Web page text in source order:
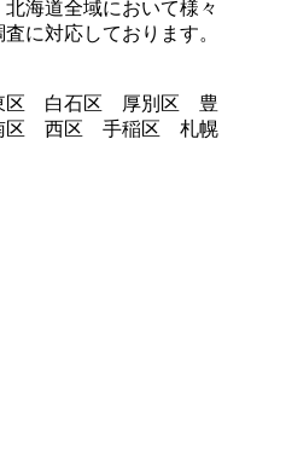
海道全域において様々
に対応しております。
区 白石区 厚別区 豊
区 西区 手稲区 札幌